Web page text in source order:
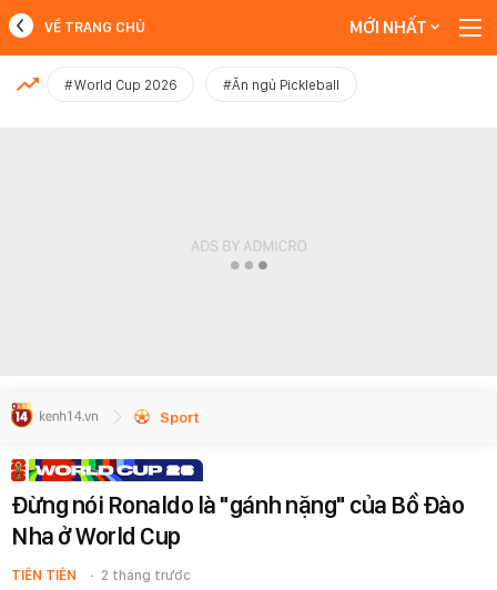
MỚI NHẤT
VỀ TRANG CHỦ MỚI NHẤT
#World Cup 2026 #Ăn ngủ Pickleball
Sport
Đừng nói Ronaldo là "gánh nặng" của Bồ Đào
Nha ở World Cup
TIÊN TIÊN 2 tháng trước